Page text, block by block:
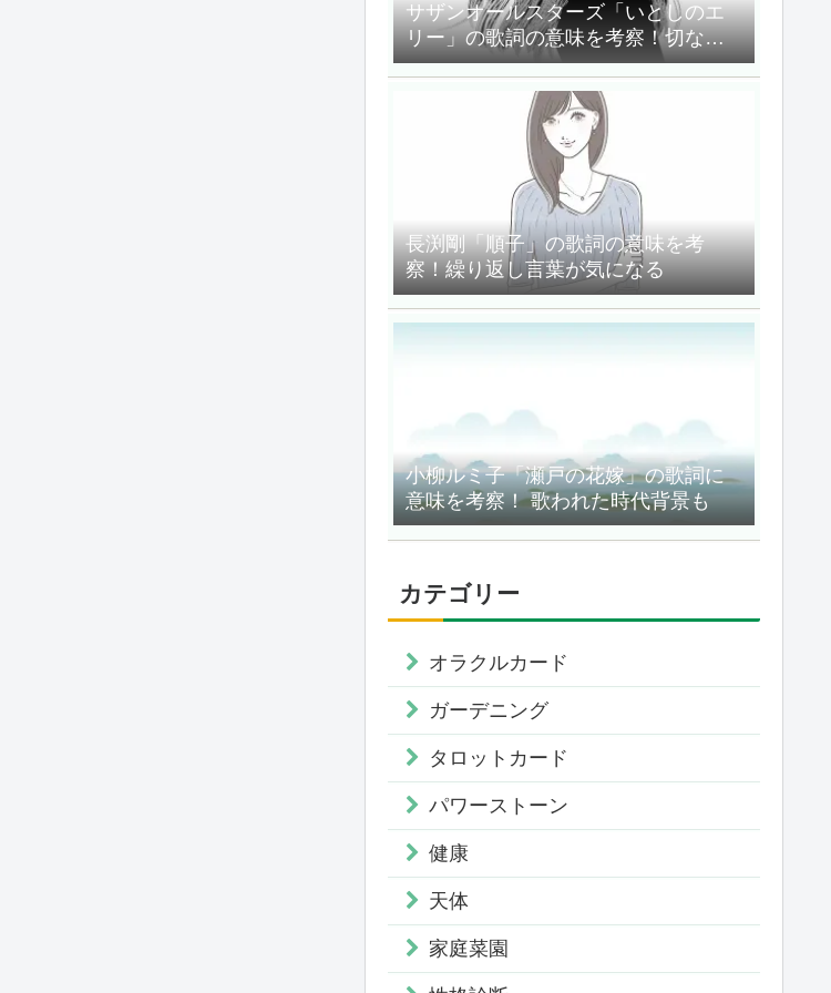
サザンオールスターズ「いとしのエ
リー」の歌詞の意味を考察！切ない
バラード
長渕剛「順子」の歌詞の意味を考
察！繰り返し言葉が気になる
小柳ルミ子「瀬戸の花嫁」の歌詞に
意味を考察！ 歌われた時代背景も
カテゴリー
オラクルカード
ガーデニング
タロットカード
パワーストーン
健康
天体
家庭菜園